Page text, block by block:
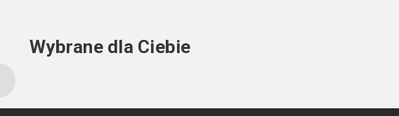
Wybrane dla Ciebie